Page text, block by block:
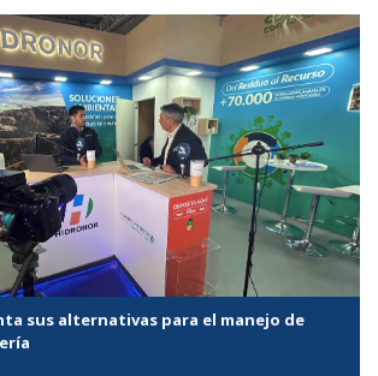
sus alternativas para el manejo de